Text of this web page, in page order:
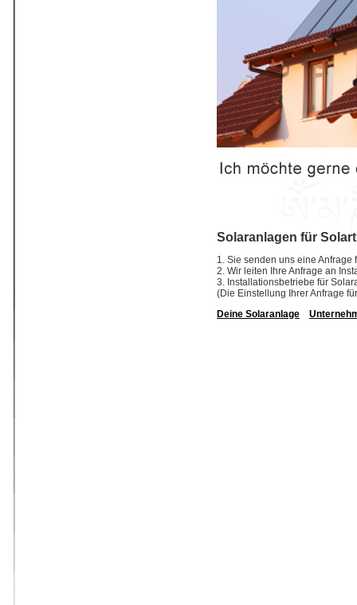
Solaranlagen für
1. Sie senden uns eine
2. Wir leiten Ihre Anfrage an
3. Installationsbetriebe für
(Die Einstellung Ihrer Anfrage
Deine Solaranlage